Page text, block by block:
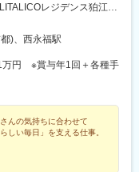
レジデンス狛江中
※26年5月
平和台駅東京都練馬区
1丁目 ※26年12月OPEN※
た方におかれましては研
◎ご在住地を踏まえ、選
なご異動はないのでご
数拠点で経験を積むこ
足りない」「さまざまな
い」という方は、各拠
)、西永福駅
万円 ※賞与年1回＋各種手
んの気持ちに合わせて
しい毎日」を支える仕事。